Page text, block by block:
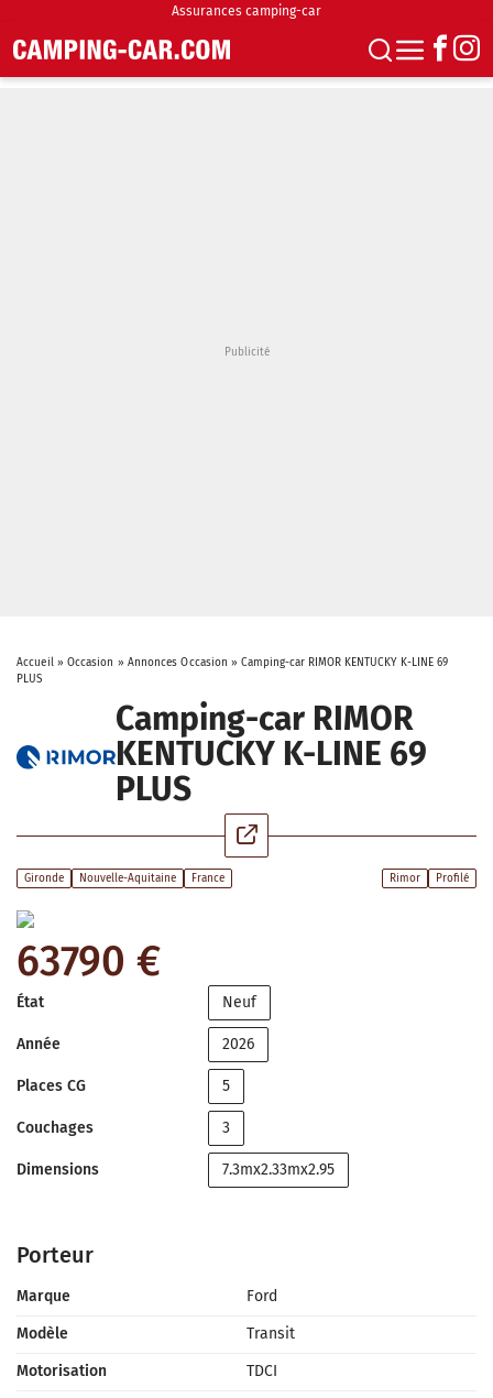
Assurances camping-car
Accueil» Occasion » Annonces Occasion »Camping-car RIMOR KENTUCKY K-LINE 69
PLUS
Camping-car RIMOR
KENTUCKY K-LINE 69
PLUS
Gironde Nouvelle-Aquitaine France Rimor Profilé
63790 €
État Neuf
Année 2026
Places CG 5
Couchages 3
Dimensions 7.3mx2.33mx2.95
Porteur
Marque
Ford
Modèle
Transit
Motorisation
TDCI